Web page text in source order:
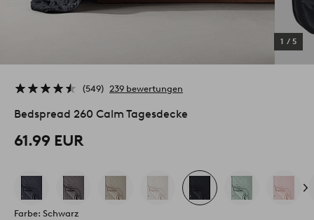
1 / 5
549 239 bewertungen
Bedspread 260 Calm Tagesdecke
61.99 EUR
Farbe: Schwarz